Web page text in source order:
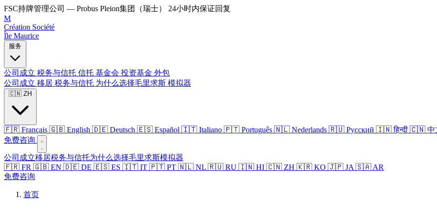
FSC持牌管理公司 — Probus Pleion集团（瑞士）
24小时内保证回复
M
Création Société
Île Maurice
公司成立 税务与信托 信托 基金会 投资基金 外包
公司成立 移居 税务与信托 为什么选择毛里求斯 模拟器
🇫🇷 Français 🇬🇧 English 🇩🇪 Deutsch 🇪🇸 Español 🇮🇹 Italiano 🇵🇹 Português 🇳🇱 Nederlands 🇷🇺 Русский 🇮🇳 हिन्दी 🇨🇳 中
免费咨询
公司成立移居税务与信托为什么选择毛里求斯模拟器
🇫🇷 FR 🇬🇧 EN 🇩🇪 DE 🇪🇸 ES 🇮🇹 IT 🇵🇹 PT 🇳🇱 NL 🇷🇺 RU 🇮🇳 HI 🇨🇳 ZH 🇰🇷 KO 🇯🇵 JA 🇸🇦 AR
免费咨询
首页